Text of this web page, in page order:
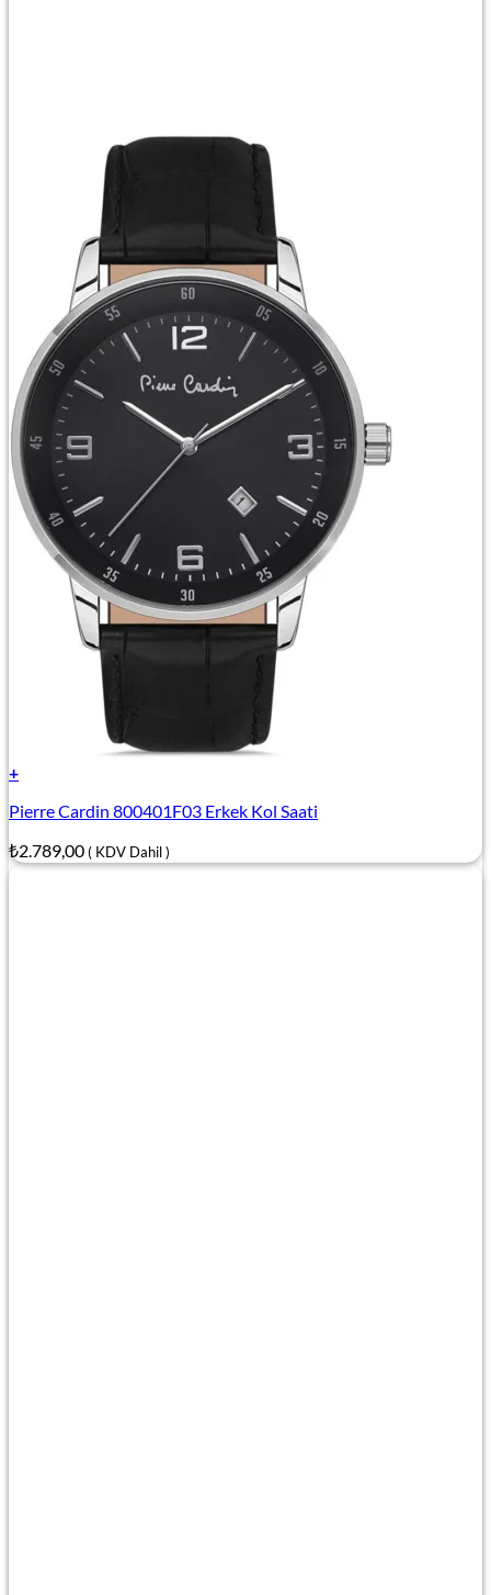
+
Pierre Cardin 800401F03 Erkek Kol Saati
₺2.789,00( KDV Dahil )